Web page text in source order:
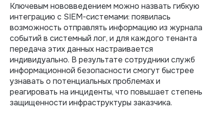
Ключевым нововведением можно назвать гибкую
интеграцию c SIEM-системами: появилась
возможность отправлять информацию из журнала
событий в системный лог, и для каждого тенанта
передача этих данных настраивается
индивидуально. В результате сотрудники служб
информационной безопасности смогут быстрее
узнавать о потенциальных проблемах и
реагировать на инциденты, что повышает степень
защищенности инфраструктуры заказчика.